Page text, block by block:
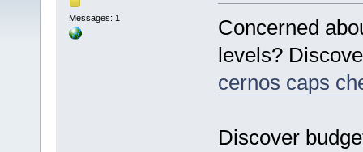
Messages: 1
Concerned
levels?
cernos caps
Discover